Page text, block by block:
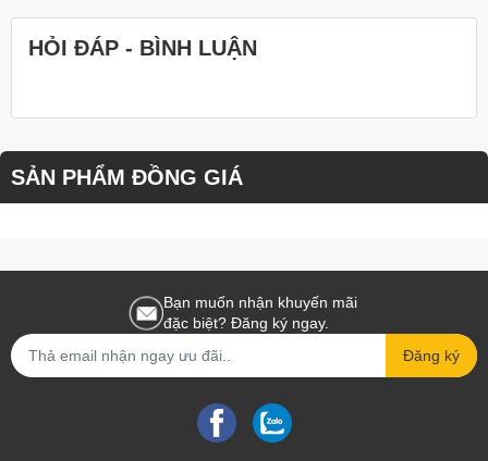
Xuất Hóa Đơn VAT:
Phù hợp với các doanh nghiệp đặt
>>>Xem nhanh nhiều mẫuHộp quà tết Bình
Dương 2025
Giỏ Quà Tết Truyền Thống Bình Dương:
HỎI ĐÁP - BÌNH LUẬN
SẢN PHẨM ĐỒNG GIÁ
Bạn muốn nhận khuyến mãi
đặc biệt? Đăng ký ngay.
Đăng ký